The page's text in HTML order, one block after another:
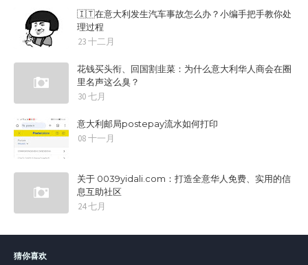
🇮🇹在意大利发生汽车事故怎么办？小编手把手教你处
理过程
23 十二月
花钱买头衔、回国割韭菜：为什么意大利华人商会在圈
里名声这么臭？
30 七月
意大利邮局postepay流水如何打印
08 十一月
关于 0039yidali.com：打造全意华人免费、实用的信
息互助社区
24 七月
猜你喜欢